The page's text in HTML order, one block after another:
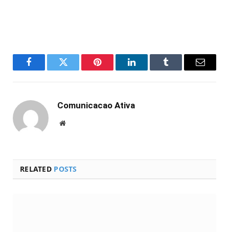
FacebookTwitter Pinterest LinkedInTumblr Email
Comunicacao Ativa
Website
RELATED POSTS